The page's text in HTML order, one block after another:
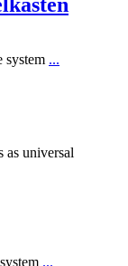
system ...
as universal
...